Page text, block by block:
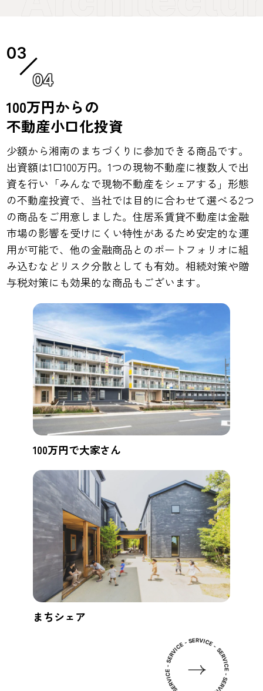
04
100万円からの
不動産小口化投資
少額から湘南のまちづくりに参加できる商品です。
出資額は1口100万円。1つの現物不動産に複数人で出
資を行い「みんなで現物不動産をシェアする」形態
の不動産投資で、当社では目的に合わせて選べる2つ
の商品をご用意しました。住居系賃貸不動産は金融
市場の影響を受けにくい特性があるため安定的な運
用が可能で、他の金融商品とのポートフォリオに組
み込むなどリスク分散としても有効。相続対策や贈
与税対策にも効果的な商品もございます。
100万円で大家さん
まちシェア